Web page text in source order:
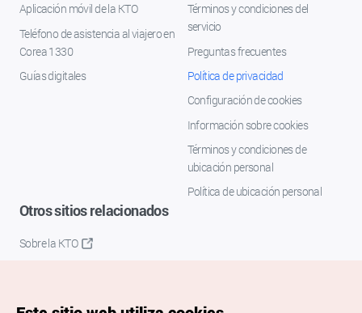
Aplicación móvil de la KTO
Teléfono de asistencia al viajero en
Corea 1330
Guías digitales
Términos y condiciones del
servicio
Preguntas frecuentes
Política de privacidad
Configuración de cookies
Información sobre cookies
Términos y condiciones de
ubicación personal
Política de ubicación personal
Otros sitios relacionados
Sobre la KTO